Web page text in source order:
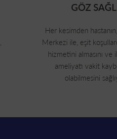
GÖZ
Her kesimden
Merkezi ile, eşit
hizmetini almasını ve
ameliyatı vakit
olabilmesini